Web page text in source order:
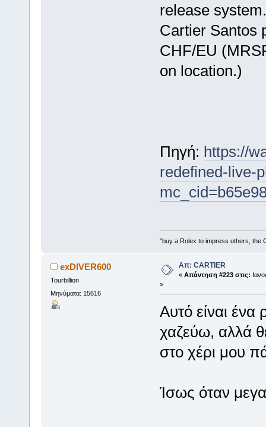
release system.
Cartier Santos
CHF/EU
on location.)
Πηγή: https://
redefined-live-
"buy a Rolex to impress others, the
exDIVER600
Tourbillion
Μηνύματα: 15616
Απ: CARTIER
« Απάντηση #223 στις:
»
Αυτό είναι
χαζεύω, αλλά
στο χέρι μου
Ίσως όταν